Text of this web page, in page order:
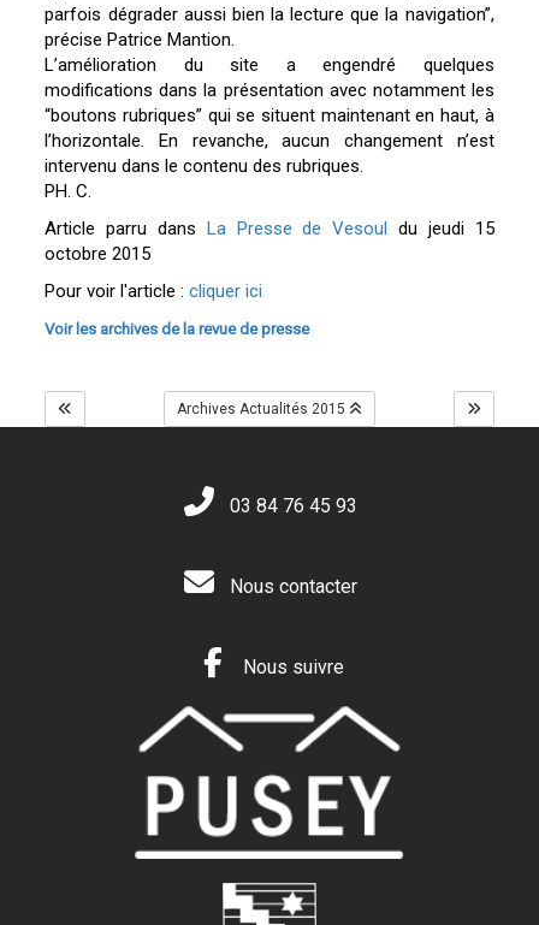
parfois dégrader aussi bien la lecture que la navigation”,
précise Patrice Mantion.
L’amélioration du site a engendré quelques
modifications dans la présentation avec notamment les
“boutons rubriques” qui se situent maintenant en haut, à
l’horizontale. En revanche, aucun changement n’est
intervenu dans le contenu des rubriques.
PH. C.
Article parru dans La Presse de Vesoul
du jeudi 15
octobre 2015
Pour voir l'article :cliquer ici
Voir les archives de la revue de presse
Archives Actualités 2015
03 84 76 45 93
Nous contacter
Nous suivre